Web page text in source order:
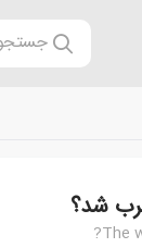
شد؟
?The